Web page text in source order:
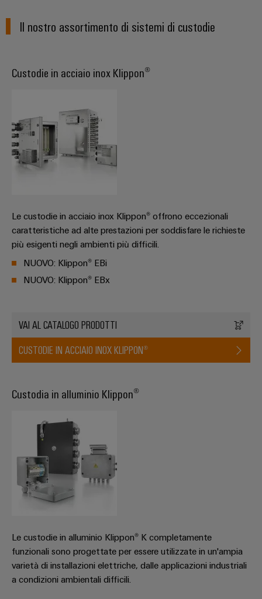
moderne
e
acque
reflue
Soluzioni
per
l’industria
reflue
Oil
Gas
Garantire
funzionamento
con
soluzioni
in
l'industria
processo
Macchine
automatiche
Stampanti
industriali
Software
industriale
Infrastruttura
del
quadro
elettrico
Servizio
di
assemblaggio
per
preassemblate
Custodie
modificate
e
dotate
assemblati
personalizzati
Il nostro assortimento di sistemi di custodie
Custodie in acciaio inox Klippon®
Le custodie in acciaio inox Klippon® offrono eccezionali
caratteristiche ad alte prestazioni per soddisfare le richieste
più esigenti negli ambienti più difficili.
NUOVO: Klippon® EBi
NUOVO: Klippon® EBx
VAI AL CATALOGO PRODOTTI
CUSTODIE IN ACCIAIO INOX KLIPPON®
Custodia in alluminio Klippon®
Le custodie in alluminio Klippon® K completamente
funzionali sono progettate per essere utilizzate in un'ampia
varietà di installazioni elettriche, dalle applicazioni industriali
a condizioni ambientali difficili.